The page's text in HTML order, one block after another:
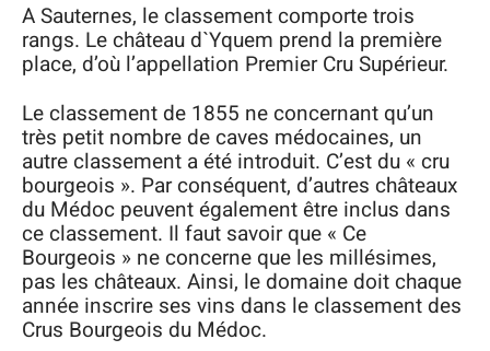
A Sauternes, le classement comporte trois
rangs. Le château d`Yquem prend la première
place, d’où l’appellation Premier Cru Supérieur.
Le classement de 1855 ne concernant qu’un
très petit nombre de caves médocaines, un
autre classement a été introduit. C’est du « cru
bourgeois ». Par conséquent, d’autres châteaux
du Médoc peuvent également être inclus dans
ce classement. Il faut savoir que « Ce
Bourgeois » ne concerne que les millésimes,
pas les châteaux. Ainsi, le domaine doit chaque
année inscrire ses vins dans le classement des
Crus Bourgeois du Médoc.